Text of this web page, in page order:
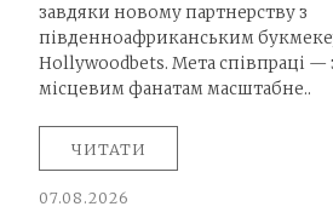
завдяки новому партнерству з
південноафриканським
Hollywoodbets. Мета співпраці —
місцевим фанатам масштабне..
ЧИТАТИ
07.08.2026